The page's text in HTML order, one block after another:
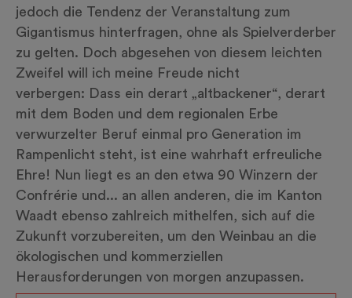
jedoch die Tendenz der Veranstaltung zum
Gigantismus hinterfragen, ohne als Spielverderber
zu gelten. Doch abgesehen von diesem leichten
Zweifel will ich meine Freude nicht
verbergen: Dass ein derart „altbackener“, derart
mit dem Boden und dem regionalen Erbe
verwurzelter Beruf einmal pro Generation im
Rampenlicht steht, ist eine wahrhaft erfreuliche
Ehre! Nun liegt es an den etwa 90 Winzern der
Confrérie und... an allen anderen, die im Kanton
Waadt ebenso zahlreich mithelfen, sich auf die
Zukunft vorzubereiten, um den Weinbau an die
ökologischen und kommerziellen
Herausforderungen von morgen anzupassen.